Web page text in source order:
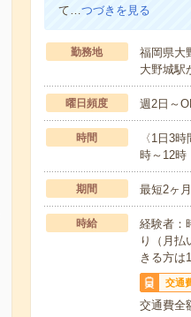
て…つづきを見る
勤務地
福岡県大
大野城駅
曜日頻度 週2日～
時間
〈1日3
時～12
期間 最短2ヶ
時給
経験者：
り（月
きる方は
交通
交通費